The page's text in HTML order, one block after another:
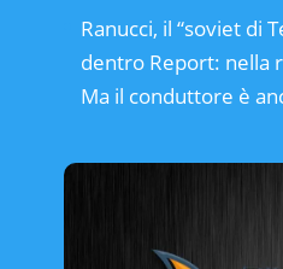
Ranucci, il “soviet di
dentro Report: nella
Ma il conduttore è